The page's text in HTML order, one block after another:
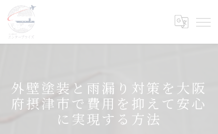
外壁塗装と雨漏り対策を大阪
府摂津市で費用を抑えて安心
に実現する方法